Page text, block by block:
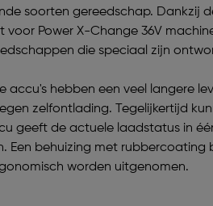
soorten gereedschap. Dankzij
Power X-Change 36V
die speciaal zijn
hebben een veel langere
zelfontlading. Tegelijkertijd
geeft de actuele laadstatus in
behuizing met rubbercoating
worden uitgenomen.